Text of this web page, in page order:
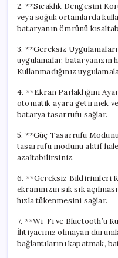
2. **Sıcaklık Dengesini
veya soğuk ortamlarda
bataryanın ömrünü
3. **Gereksiz
uygulamalar, bataryanızın
Kullanmadığınız
4. **Ekran Parlaklığını
otomatik ayara getirmek
batarya tasarrufu sağlar.
5. **Güç Tasarrufu
tasarrufu modunu aktif
azaltabilirsiniz.
6. **Gereksiz Bildirimleri
ekranınızın sık sık
hızla tükenmesini sağlar.
7. **Wi-Fi ve Bluetooth’u
İhtiyacınız olmayan
bağlantılarını kapatmak,